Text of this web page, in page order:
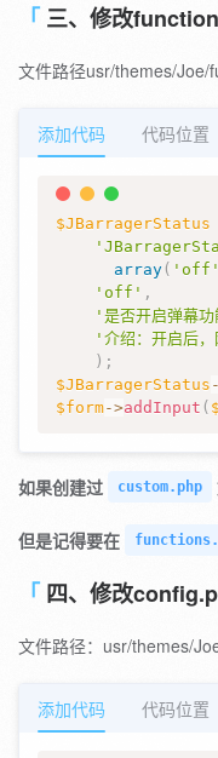
三、修改
文件路径usr/themes/Joe/
添加代码 代码位置
$JBarragerStatus
array ( 'off'
'off' ,
'是否开启弹幕
'介绍：开启后，
) ;
$JBarragerStatus
$form->addInput (
如果创建过 custom.php
但是记得要在
四、修改
文件路径：usr/themes/
添加代码 代码位置